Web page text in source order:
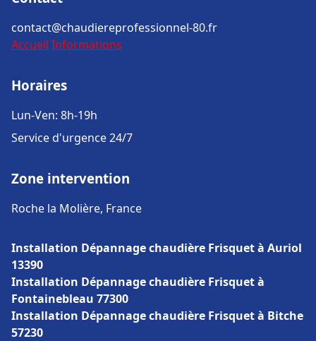
contact@chaudiereprofessionnel-80.fr
Accueil Informations
Horaires
Lun-Ven: 8h-19h
Service d'urgence 24/7
Zone intervention
Roche la Molière, France
Installation Dépannage chaudière Frisquet à Auriol
13390
Installation Dépannage chaudière Frisquet à
Fontainebleau 77300
Installation Dépannage chaudière Frisquet à Bitche
57230